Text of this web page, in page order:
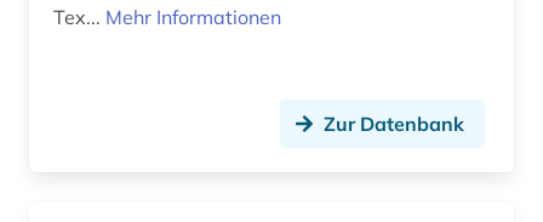
film (2)
Tex... Mehr Informationen
Zur Datenbank